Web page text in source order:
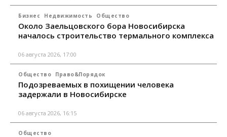
Бизнес Недвижимость Общество
Около Заельцовского бора Новосибирска
началось строительство термального комплекса
06 августа 2026, 17:00
Общество Право&Порядок
Подозреваемых в похищении человека
задержали в Новосибирске
06 августа 2026, 16:15
Общество